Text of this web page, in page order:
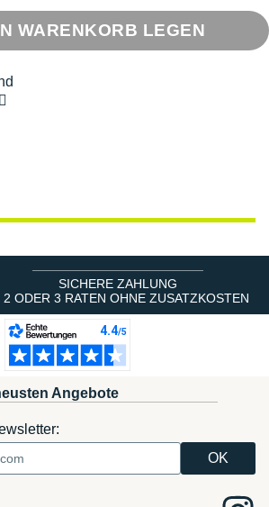
WARENKORB LEGEN
SICHERE ZAHLUNG
2 ODER 3 RATEN OHNE ZUSATZKOSTEN
Angebote